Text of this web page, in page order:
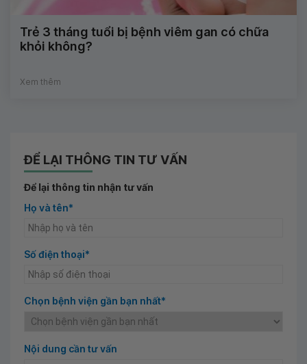
Trẻ 3 tháng tuổi bị bệnh viêm gan có chữa
khỏi không?
Xem thêm
ĐỂ LẠI THÔNG TIN TƯ VẤN
Để lại thông tin nhận tư vấn
Họ và tên*
Số điện thoại*
Chọn bệnh viện gần bạn nhất*
Nội dung cần tư vấn